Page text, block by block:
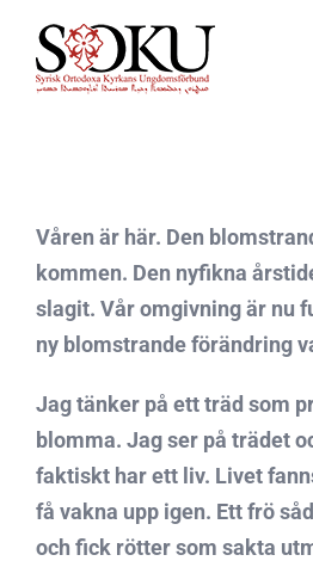
innehållet
Våren är här. Den
kommen. Den nyfikna
slagit. Vår omgivning är nu
ny blomstrande förändring
Jag tänker på ett träd som
blomma. Jag ser på trädet
faktiskt har ett liv. Livet
få vakna upp igen. Ett frö
och fick rötter som sakta